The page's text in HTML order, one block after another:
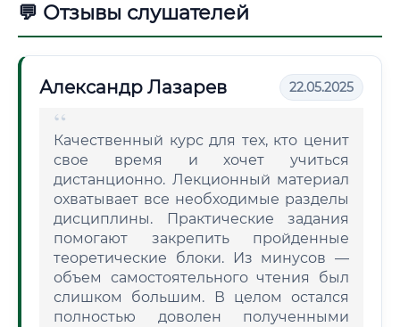
💬 Отзывы слушателей
Александр Лазарев 22.05.2025
Качественный курс для тех, кто ценит
свое время и хочет учиться
дистанционно. Лекционный материал
охватывает все необходимые разделы
дисциплины. Практические задания
помогают закрепить пройденные
теоретические блоки. Из минусов —
объем самостоятельного чтения был
слишком большим. В целом остался
полностью доволен полученными